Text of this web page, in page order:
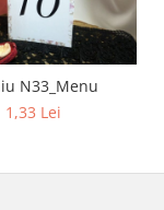
N33_Menu
1,33 Lei